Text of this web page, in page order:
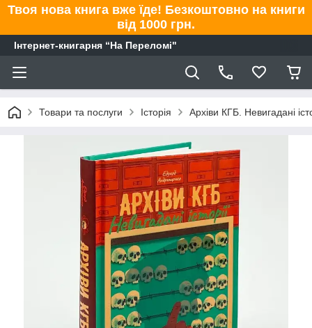
Твоя нова книга вже їде! Безкоштовно на книги
від 1000 грн.
Інтернет-книгарня “На Переломі"
Товари та послуги Історія Архіви КГБ. Невигадані